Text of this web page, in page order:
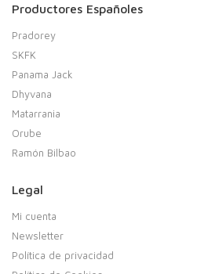
Productores Españoles
Pradorey
SKFK
Panama Jack
Dhyvana
Matarrania
Orube
Ramón Bilbao
Legal
Mi cuenta
Newsletter
Política de privacidad